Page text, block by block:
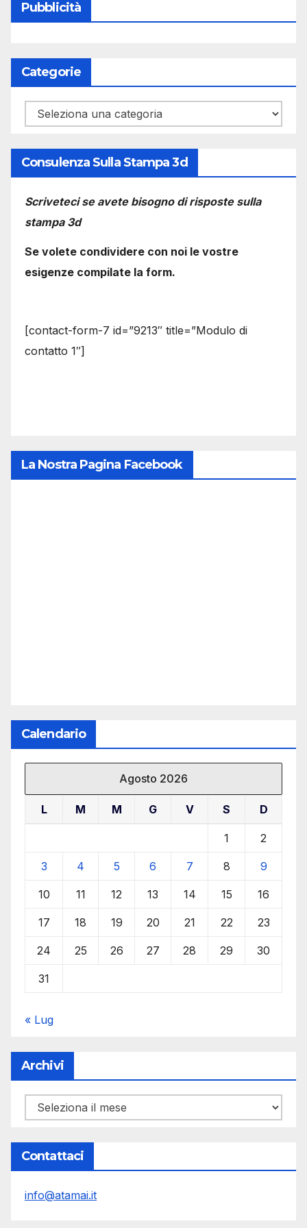
Pubblicità
Categorie
Categorie
Consulenza Sulla Stampa 3d
Scriveteci se avete bisogno di risposte sulla
stampa 3d
Se volete condividere con noi le vostre
esigenze compilate la form.
[contact-form-7 id=”9213″ title=”Modulo di
contatto 1″]
La Nostra Pagina Facebook
Calendario
Agosto 2026
L M M G V S D
1 2
3 4 5 6 7 8 9
10 11 12 13 14 15 16
17 18 19 20 21 22 23
24 25 26 27 28 29 30
31
« Lug
Archivi
Archivi
Contattaci
info@atamai.it